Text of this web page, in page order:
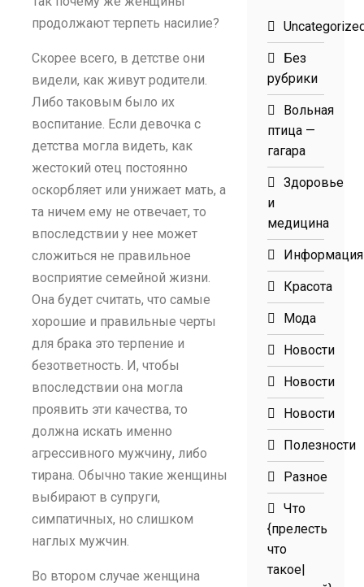
продолжают терпеть насилие?
Скорее всего, в детстве они
видели, как живут родители.
Либо таковым было их
воспитание. Если девочка с
детства могла видеть, как
жестокий отец постоянно
оскорбляет или унижает мать, а
та ничем ему не отвечает, то
впоследствии у нее может
сложиться не правильное
восприятие семейной жизни.
Она будет считать, что самые
хорошие и правильные черты
для брака это терпение и
безответность. И, чтобы
впоследствии она могла
проявить эти качества, то
должна искать именно
агрессивного мужчину, либо
тирана. Обычно такие женщины
выбирают в супруги,
симпатичных, но слишком
наглых мужчин.
Во втором случае женщина
Без
рубрики
Вольная
птица —
гагара
Здоровье
и
медицина
Информация
Красота
Мода
Новости
Новости
Новости
Полезности
Разное
Что
{прелесть
что
такое|